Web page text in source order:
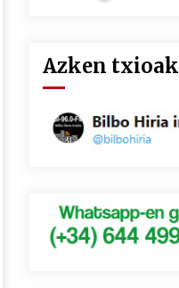
Azken txioak